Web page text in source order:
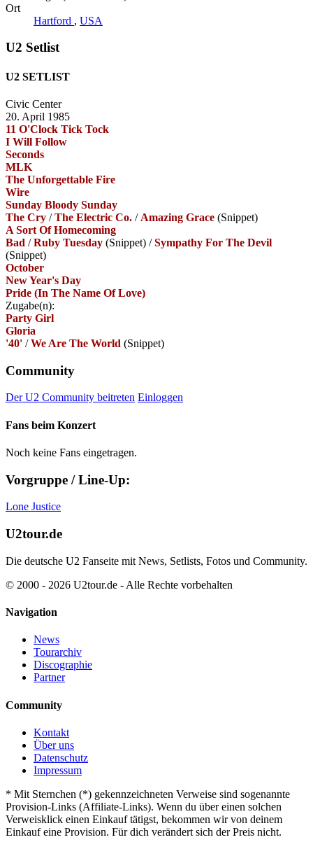
Ort
Hartford , USA
U2 Setlist
U2 SETLIST
Civic Center
20. April 1985
11 O'Clock Tick Tock
I Will Follow
Seconds
MLK
The Unforgettable Fire
Wire
Sunday Bloody Sunday
The Cry /The Electric Co. / Amazing Grace (Snippet)
A Sort Of Homecoming
Bad /Ruby Tuesday (Snippet) /Sympathy For The Devil
(Snippet)
October
New Year's Day
Pride (In The Name Of Love)
Zugabe(n):
Party Girl
Gloria
'40' /We Are The World (Snippet)
Community
Der U2 Community beitreten Einloggen
Fans beim Konzert
Noch keine Fans eingetragen.
Vorgruppe / Line-Up:
Lone Justice
U2tour.de
Die deutsche U2 Fanseite mit News, Setlists, Fotos und Community.
© 2000 - 2026 U2tour.de - Alle Rechte vorbehalten
Navigation
News
Tourarchiv
Discographie
Partner
Community
Kontakt
Über uns
Datenschutz
Impressum
* Mit Sternchen (*) gekennzeichneten Verweise sind sogenannte
Provision-Links (Affiliate-Links). Wenn du über einen solchen
Verweisklick einen Einkauf tätigst, bekommen wir von deinem
Einkauf eine Provision. Für dich verändert sich der Preis nicht.